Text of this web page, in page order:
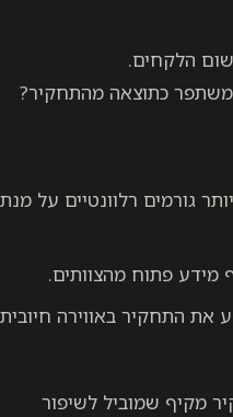
גורמים רלוונטיים על מנת
מידע פתוח מהצוותים.
התחקיר באווירה חיובית
מקיף שמוביל לשיפור